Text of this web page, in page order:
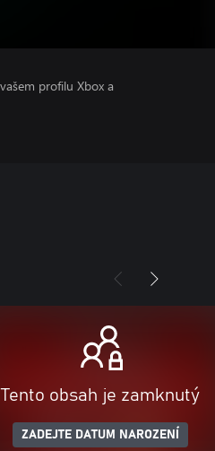
profilu Xbox a
Tento obsah je zamknutý
ZADEJTE DATUM NAROZENÍ